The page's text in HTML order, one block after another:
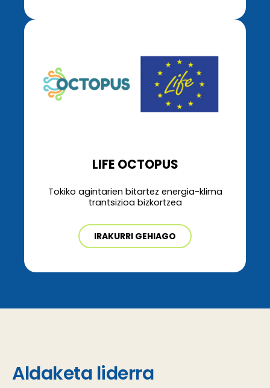
LIFE OCTOPUS
Tokiko agintarien bitartez energia-klima
trantsizioa bizkortzea
IRAKURRI GEHIAGO
Aldaketa liderra